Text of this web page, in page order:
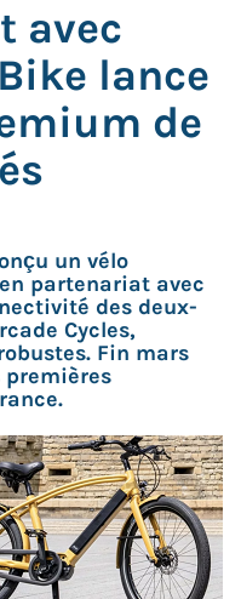
avec
lance
de
un vélo
partenariat avec
des deux-
Cycles,
Fin mars
premières